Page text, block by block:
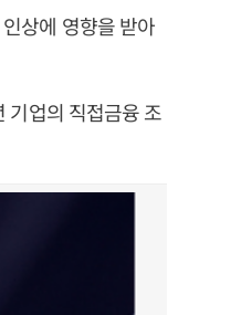
상에 영향을 받아
기업의 직접금융 조